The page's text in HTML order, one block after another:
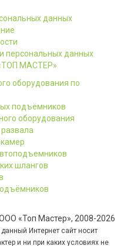
данных
персональных данных
МАСТЕР»
оборудования по
подъёмников
оборудования
шлангов
«Топ Мастер», 2008-2026
Интернет сайт носит
и ни при каких условиях не